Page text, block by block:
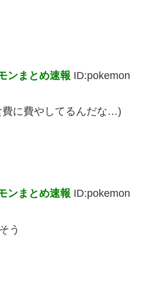
ンまとめ速報 ID:pokemon
費に費やしてるんだな…)
ンまとめ速報 ID:pokemon
う